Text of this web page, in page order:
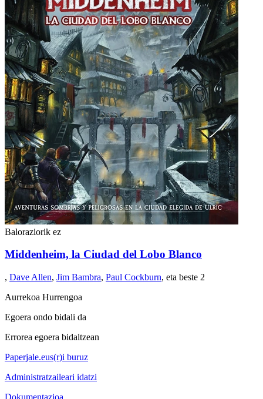
Baloraziorik ez
Middenheim, la Ciudad del Lobo Blanco
, Dave Allen, Jim Bambra, Paul Cockburn, eta beste 2
Aurrekoa Hurrengoa
Egoera ondo bidali da
Errorea egoera bidaltzean
Paperjale.eus(r)i buruz
Administratzaileari idatzi
Dokumentazioa